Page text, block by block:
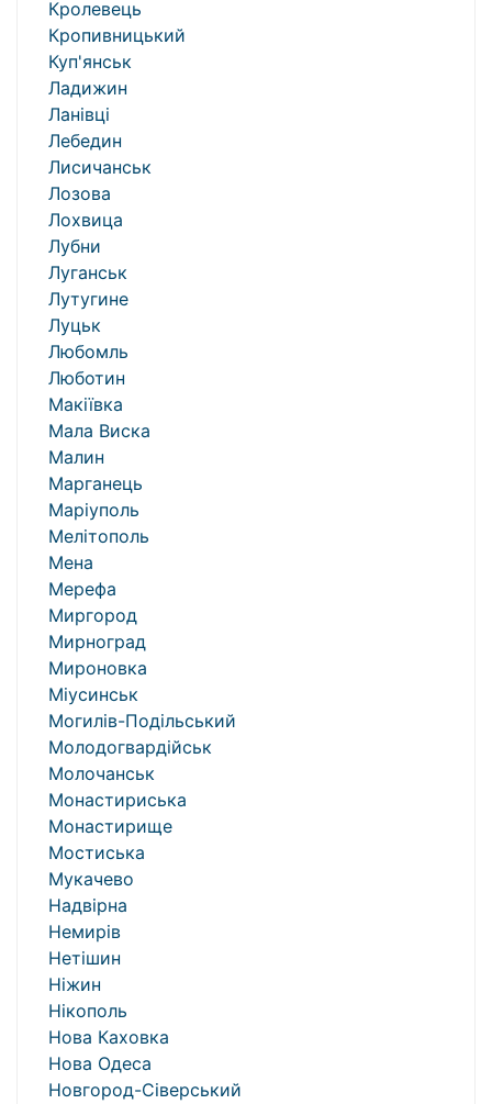
Кролевець
Кропивницький
Куп'янськ
Ладижин
Ланівці
Лебедин
Лисичанськ
Лозова
Лохвица
Лубни
Луганськ
Лутугине
Луцьк
Любомль
Люботин
Макіївка
Мала Виска
Малин
Марганець
Маріуполь
Мелітополь
Мена
Мерефа
Миргород
Мирноград
Мироновка
Міусинськ
Могилів-Подільський
Молодогвардійськ
Молочанськ
Монастириська
Монастирище
Мостиська
Мукачево
Надвірна
Немирів
Нетішин
Ніжин
Нікополь
Нова Каховка
Нова Одеса
Новгород-Сіверський